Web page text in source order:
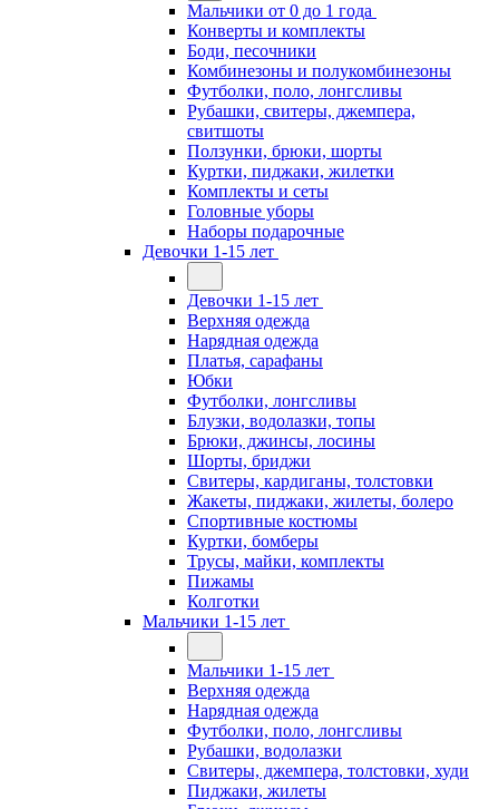
Мальчики от 0 до 1 года
Конверты и комплекты
Боди, песочники
Комбинезоны и полукомбинезоны
Футболки, поло, лонгсливы
Рубашки, свитеры, джемпера,
свитшоты
Ползунки, брюки, шорты
Куртки, пиджаки, жилетки
Комплекты и сеты
Головные уборы
Наборы подарочные
Девочки 1-15 лет
Девочки 1-15 лет
Верхняя одежда
Нарядная одежда
Платья, сарафаны
Юбки
Футболки, лонгсливы
Блузки, водолазки, топы
Брюки, джинсы, лосины
Шорты, бриджи
Свитеры, кардиганы, толстовки
Жакеты, пиджаки, жилеты, болеро
Спортивные костюмы
Куртки, бомберы
Трусы, майки, комплекты
Пижамы
Колготки
Мальчики 1-15 лет
Мальчики 1-15 лет
Верхняя одежда
Нарядная одежда
Футболки, поло, лонгсливы
Рубашки, водолазки
Свитеры, джемпера, толстовки, худи
Пиджаки, жилеты